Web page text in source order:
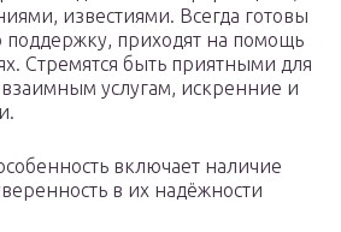
известиями. Всегда готовы
поддержку, приходят на помощь
Стремятся быть приятными для
услугам, искренние и
включает наличие
в их надёжности